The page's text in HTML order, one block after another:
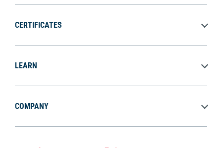
CERTIFICATES
LEARN
COMPANY